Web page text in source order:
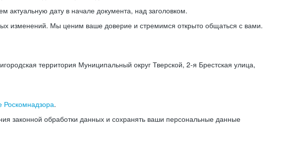
дату в начале документа, над заголовком.
изменений. Мы ценим ваше доверие и стремимся открыто общаться с вами.
территория Муниципальный округ Тверской, 2-я Брестская улица,
Роскомнадзора.
законной обработки данных и сохранять ваши персональные данные